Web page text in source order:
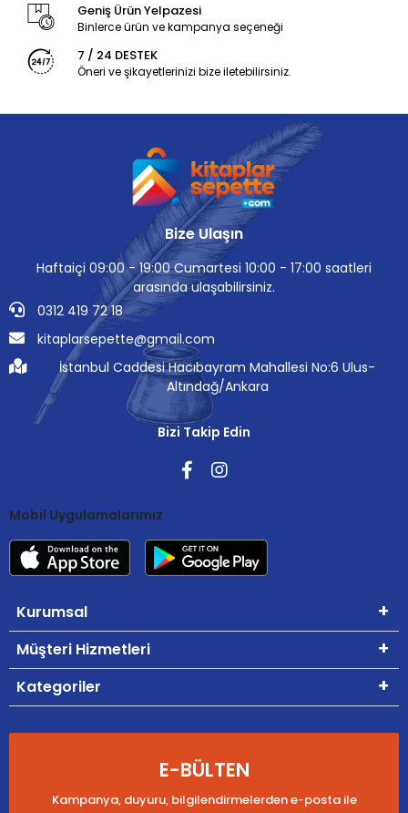
Geniş Ürün Yelpazesi
Binlerce ürün ve kampanya seçeneği
7 / 24 DESTEK
Öneri ve şikayetlerinizi bize iletebilirsiniz.
Bize Ulaşın
Haftaiçi 09:00 - 19:00 Cumartesi 10:00 - 17:00 saatleri
arasında ulaşabilirsiniz.
0312 419 72 18
kitaplarsepette@gmail.com
İstanbul Caddesi Hacıbayram Mahallesi No:6 Ulus-
Altındağ/Ankara
Bizi Takip Edin
Mobil Uygulamalarımız
Kurumsal
Müşteri Hizmetleri
Kategoriler
E-BÜLTEN
Kampanya, duyuru, bilgilendirmelerden e-posta ile